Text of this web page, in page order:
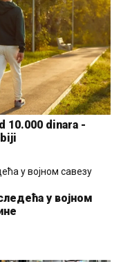
10.000 dinara -
у војном